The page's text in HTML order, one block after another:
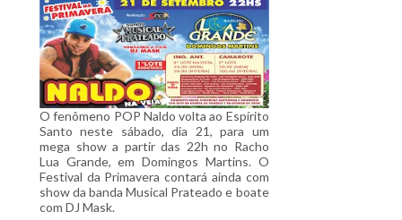
O fenômeno POP Naldo volta ao Espírito
Santo neste sábado, dia 21, para um
mega show a partir das 22h no Racho
Lua Grande, em Domingos Martins. O
Festival da Primavera contará ainda com
show da banda Musical Prateado e boate
com DJ Mask.